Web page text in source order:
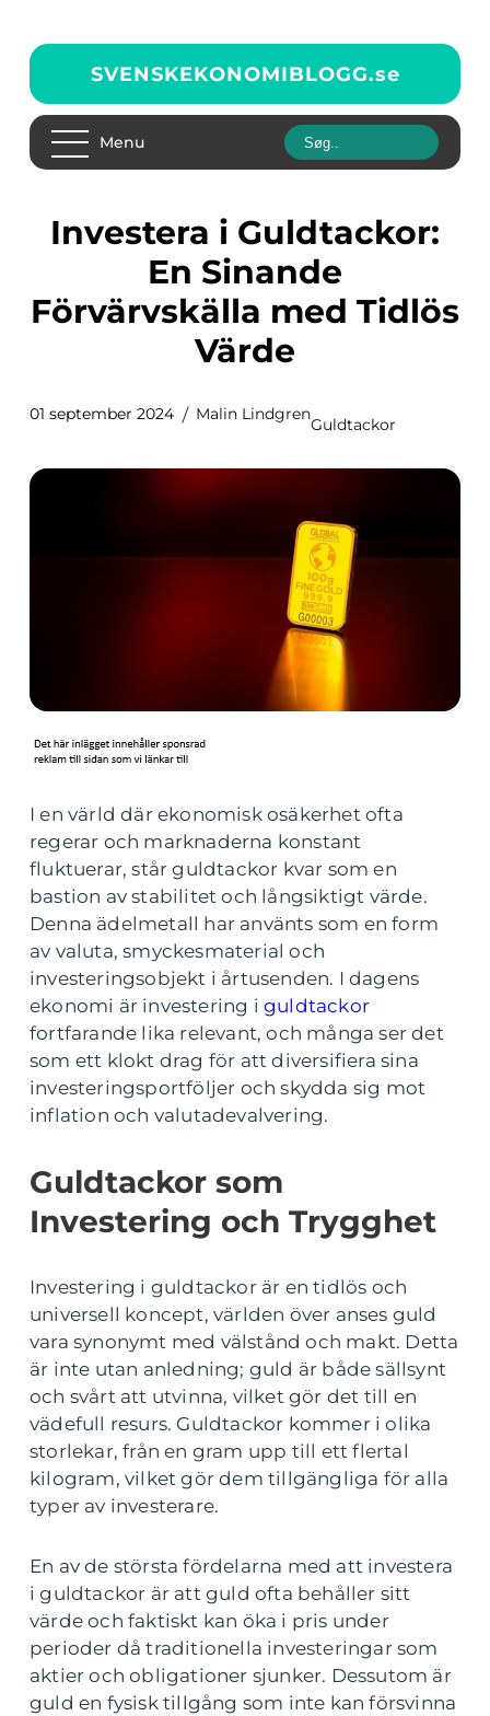
SVENSKEKONOMIBLOGG.se
Menu
Investera i Guldtackor:
En Sinande
Förvärvskälla med Tidlös
Värde
01 september 2024 Malin Lindgren
Guldtackor
I en värld där ekonomisk osäkerhet ofta
regerar och marknaderna konstant
fluktuerar, står guldtackor kvar som en
bastion av stabilitet och långsiktigt värde.
Denna ädelmetall har använts som en form
av valuta, smyckesmaterial och
investeringsobjekt i årtusenden. I dagens
ekonomi är investering i guldtackor
fortfarande lika relevant, och många ser det
som ett klokt drag för att diversifiera sina
investeringsportföljer och skydda sig mot
inflation och valutadevalvering.
Guldtackor som
Investering och Trygghet
Investering i guldtackor är en tidlös och
universell koncept, världen över anses guld
vara synonymt med välstånd och makt. Detta
är inte utan anledning; guld är både sällsynt
och svårt att utvinna, vilket gör det till en
vädefull resurs. Guldtackor kommer i olika
storlekar, från en gram upp till ett flertal
kilogram, vilket gör dem tillgängliga för alla
typer av investerare.
En av de största fördelarna med att investera
i guldtackor är att guld ofta behåller sitt
värde och faktiskt kan öka i pris under
perioder då traditionella investeringar som
aktier och obligationer sjunker. Dessutom är
guld en fysisk tillgång som inte kan försvinna